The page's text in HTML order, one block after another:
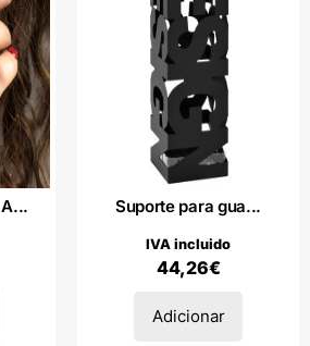
Suporte para gua...
44,26€
IVA incluido
Adicionar